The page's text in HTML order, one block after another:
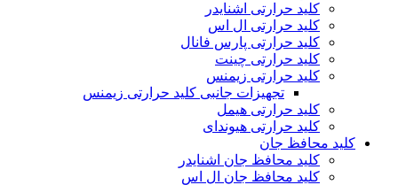
کلید حرارتی اشنایدر
کلید حرارتی ال اس
کلید حرارتی پارس فانال
کلید حرارتی چینت
کلید حرارتی زیمنس
تجهیزات جانبی کلید حرارتی زیمنس
کلید حرارتی هیمل
کلید حرارتی هیوندای
کلید محافظ جان
کلید محافظ جان اشنایدر
کلید محافظ جان ال اس